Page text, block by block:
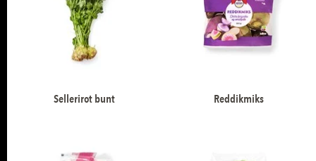
Sellerirot bunt Reddikmiks